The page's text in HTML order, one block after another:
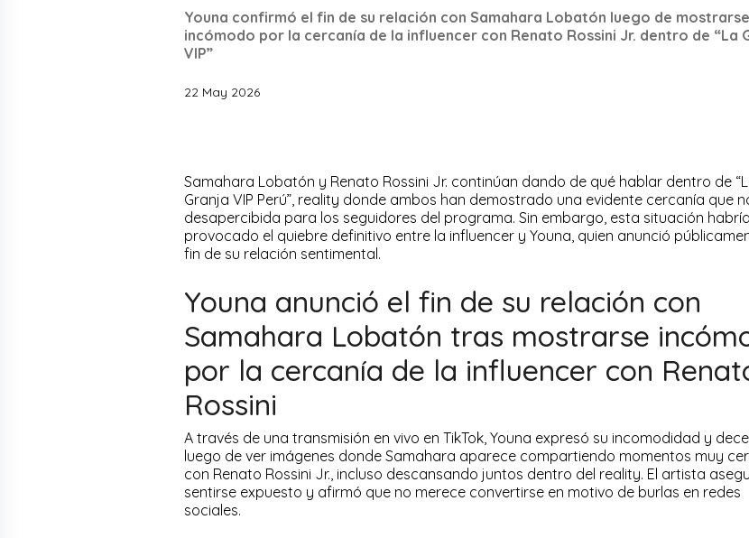
Youna confirmó el fin de su relación con Samahara Lobatón luego de mostrarse
incómodo por la cercanía de la influencer con Renato Rossini Jr. dentro de “La
VIP”
22 May 2026
Samahara Lobatón y Renato Rossini Jr. continúan dando de qué hablar dentro de
Granja VIP Perú”, reality donde ambos han demostrado una evidente cercanía que
desapercibida para los seguidores del programa. Sin embargo, esta situación habría
provocado el quiebre definitivo entre la influencer y Youna, quien anunció
fin de su relación sentimental.
Youna anunció el fin de su relación con
Samahara Lobatón tras mostrarse
por la cercanía de la influencer con
Rossini
A través de una transmisión en vivo en TikTok, Youna expresó su incomodidad y
luego de ver imágenes donde Samahara aparece compartiendo momentos muy
con Renato Rossini Jr., incluso descansando juntos dentro del reality. El artista
sentirse expuesto y afirmó que no merece convertirse en motivo de burlas en redes
sociales.